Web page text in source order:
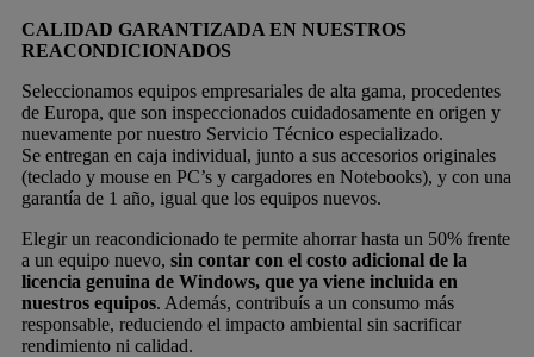
CALIDAD GARANTIZADA EN NUESTROS
REACONDICIONADOS
Seleccionamos equipos empresariales de alta gama, procedentes
de Europa, que son inspeccionados cuidadosamente en origen y
nuevamente por nuestro Servicio Técnico especializado.
Se entregan en caja individual, junto a sus accesorios originales
(teclado y mouse en PC’s y cargadores en Notebooks), y con una
garantía de 1 año, igual que los equipos nuevos.
Elegir un reacondicionado te permite ahorrar hasta un 50% frente
a un equipo nuevo, sin contar con el costo adicional de la
licencia genuina de Windows, que ya viene incluida en
nuestros equipos. Además, contribuís a un consumo más
responsable, reduciendo el impacto ambiental sin sacrificar
rendimiento ni calidad.